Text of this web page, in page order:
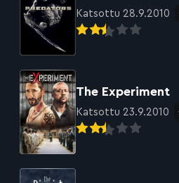
Katsottu 28.9.2010
The Experiment
Katsottu 23.9.2010